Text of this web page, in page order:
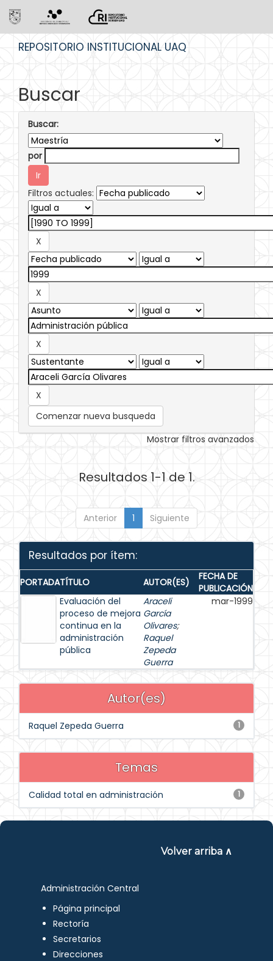
REPOSITORIO INSTITUCIONAL UAQ
Buscar
Buscar:
por
Filtros actuales:
Comenzar nueva busqueda
Mostrar filtros avanzados
Resultados 1-1 de 1.
Anterior 1 Siguiente
Resultados por ítem:
PORTADATÍTULO AUTOR(ES)
FECHA DE
PUBLICACIÓN
Evaluación del
proceso de mejora
continua en la
administración
pública
Araceli
García
Olivares;
Raquel
Zepeda
Guerra
mar-1999
Autor(es)
1
Raquel Zepeda Guerra
Temas
1
Calidad total en administración
Volver arriba ∧
Administración Central
Página principal
Rectoría
Secretarios
Direcciones